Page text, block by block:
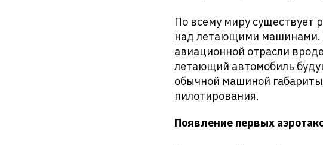
По всему миру существует
над летающими машинами.
авиационной отрасли
летающий автомобиль
обычной машиной
пилотирования.
Появление первых